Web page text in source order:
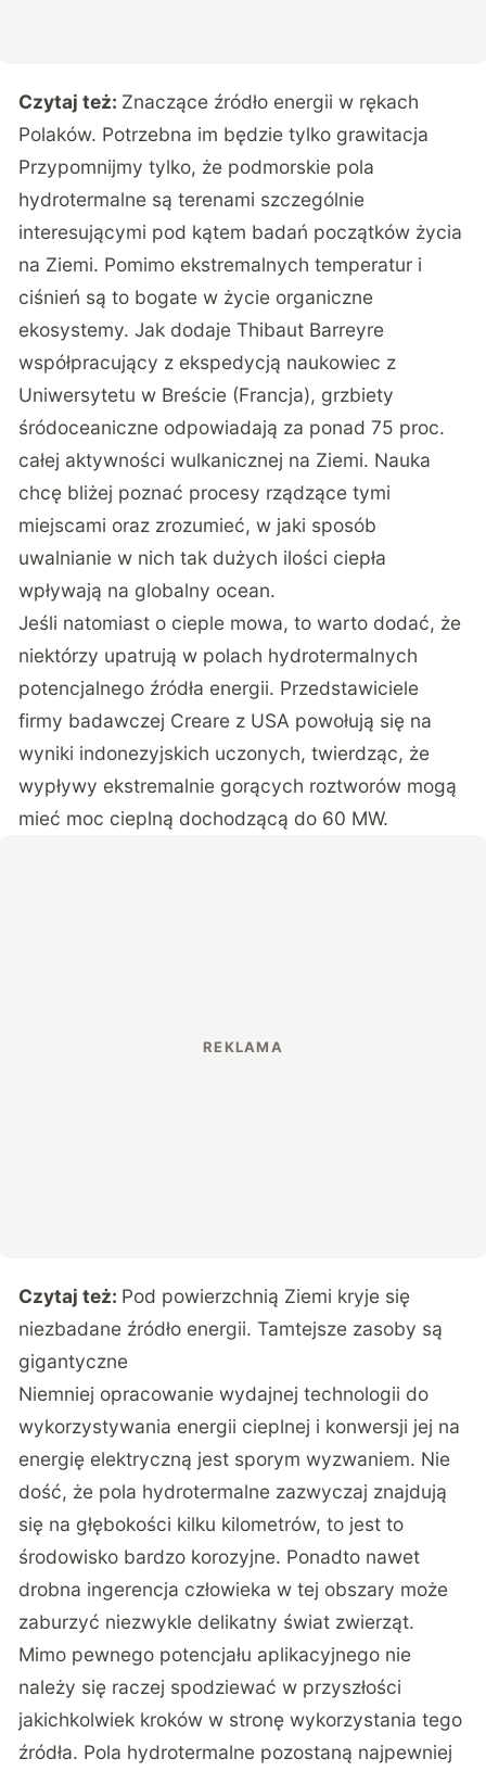
Czytaj też: Znaczące źródło energii w rękach
Polaków. Potrzebna im będzie tylko grawitacja
Przypomnijmy tylko, że podmorskie pola
hydrotermalne są terenami szczególnie
interesującymi pod kątem badań początków życia
na Ziemi. Pomimo ekstremalnych temperatur i
ciśnień są to bogate w życie organiczne
ekosystemy. Jak dodaje Thibaut Barreyre
współpracujący z ekspedycją naukowiec z
Uniwersytetu w Breście (Francja), grzbiety
śródoceaniczne odpowiadają za ponad 75 proc.
całej aktywności wulkanicznej na Ziemi. Nauka
chcę bliżej poznać procesy rządzące tymi
miejscami oraz zrozumieć, w jaki sposób
uwalnianie w nich tak dużych ilości ciepła
wpływają na globalny ocean.
Jeśli natomiast o cieple mowa, to warto dodać, że
niektórzy upatrują w polach hydrotermalnych
potencjalnego źródła energii. Przedstawiciele
firmy badawczej Creare z USA powołują się na
wyniki indonezyjskich uczonych, twierdząc, że
wypływy ekstremalnie gorących roztworów mogą
mieć moc cieplną dochodzącą do 60 MW.
Czytaj też: Pod powierzchnią Ziemi kryje się
niezbadane źródło energii. Tamtejsze zasoby są
gigantyczne
Niemniej opracowanie wydajnej technologii do
wykorzystywania energii cieplnej i konwersji jej na
energię elektryczną jest sporym wyzwaniem. Nie
dość, że pola hydrotermalne zazwyczaj znajdują
się na głębokości kilku kilometrów, to jest to
środowisko bardzo korozyjne. Ponadto nawet
drobna ingerencja człowieka w tej obszary może
zaburzyć niezwykle delikatny świat zwierząt.
Mimo pewnego potencjału aplikacyjnego nie
należy się raczej spodziewać w przyszłości
jakichkolwiek kroków w stronę wykorzystania tego
źródła. Pola hydrotermalne pozostaną najpewniej